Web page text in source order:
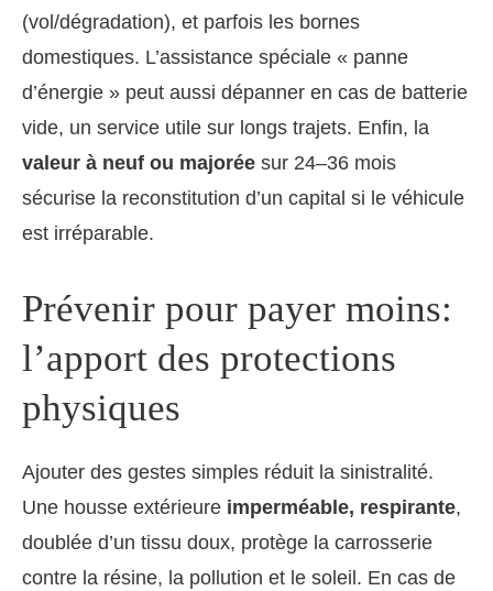
(vol/dégradation), et parfois les bornes
domestiques. L’assistance spéciale « panne
d’énergie » peut aussi dépanner en cas de batterie
vide, un service utile sur longs trajets. Enfin, la
valeur à neuf ou majorée sur 24–36 mois
sécurise la reconstitution d’un capital si le véhicule
est irréparable.
Prévenir pour payer moins:
l’apport des protections
physiques
Ajouter des gestes simples réduit la sinistralité.
Une housse extérieure imperméable, respirante,
doublée d’un tissu doux, protège la carrosserie
contre la résine, la pollution et le soleil. En cas de